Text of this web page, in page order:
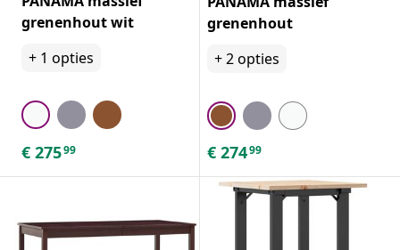
grenenhout wit
+ 1 opties
€ 27599
grenenhout
+2opties
€ 27499